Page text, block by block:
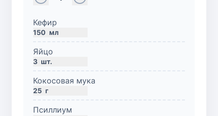
Кефир
150 мл
Яйцо
3 шт.
Кокосовая мука
25 г
Псиллиум